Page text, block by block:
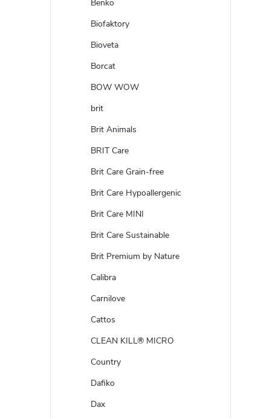
Benko
Biofaktory
Bioveta
Borcat
BOW WOW
brit
Brit Animals
BRIT Care
Brit Care Grain-free
Brit Care Hypoallergenic
Brit Care MINI
Brit Care Sustainable
Brit Premium by Nature
Calibra
Carnilove
Cattos
CLEAN KILL® MICRO
Country
Dafiko
Dax